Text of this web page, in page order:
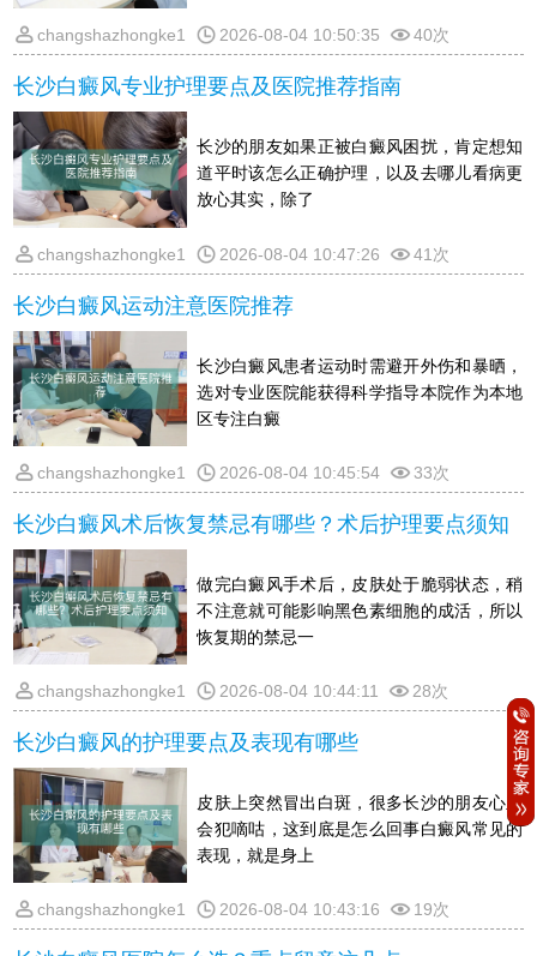
changshazhongke1 2026-08-04 10:50:35 40次
长沙白癜风专业护理要点及医院推荐指南
长沙的朋友如果正被白癜风困扰，肯定想知
道平时该怎么正确护理，以及去哪儿看病更
放心其实，除了
changshazhongke1 2026-08-04 10:47:26 41次
长沙白癜风运动注意医院推荐
长沙白癜风患者运动时需避开外伤和暴晒，
选对专业医院能获得科学指导本院作为本地
区专注白癜
changshazhongke1 2026-08-04 10:45:54 33次
长沙白癜风术后恢复禁忌有哪些？术后护理要点须知
做完白癜风手术后，皮肤处于脆弱状态，稍
不注意就可能影响黑色素细胞的成活，所以
恢复期的禁忌一
changshazhongke1 2026-08-04 10:44:11 28次
长沙白癜风的护理要点及表现有哪些
皮肤上突然冒出白斑，很多长沙的朋友心里
会犯嘀咕，这到底是怎么回事白癜风常见的
表现，就是身上
changshazhongke1 2026-08-04 10:43:16 19次